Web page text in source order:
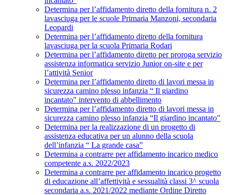
Determina per l’affidamento diretto della fornitura n. 2
lavasciuga per le scuole Primaria Manzoni, secondaria
Leopardi
Determina per l’affidamento diretto della fornitura
lavasciuga per la scuola Primaria Rodari
Determina per l’affidamento diretto per proroga servizio
assistenza informatica servizio Junior on-site e per
l’attività Senior
Determina per l’affidamento diretto di lavori messa in
sicurezza camino plesso infanzia “ Il giardino
incantato" intervento di abbellimento
Determina per l’affidamento diretto di lavori messa in
sicurezza camino plesso infanzia “Il giardino incantato"
Determina per la realizzazione di un progetto di
assistenza educativa per un alunno della scuola
dell’infanzia “ La grande casa”
Determina a contrarre per affidamento incarico medico
competente a.s. 2022/2023
Determina a contrarre per affidamento incarico progetto
di educazione all’affettività e sessualità classi 3^ scuola
secondaria a.s. 2021/2022 mediante Ordine Diretto